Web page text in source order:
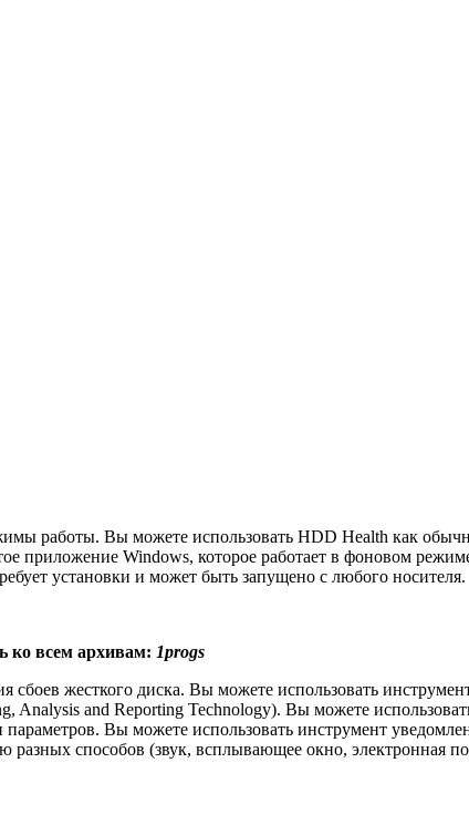
работы. Вы можете использовать HDD Health как
приложение Windows, которое работает в фоновом
установки и может быть запущено с любого носителя.
ко всем архивам: 1progs
жесткого диска. Вы можете использовать
and Reporting Technology). Вы можете
Вы можете использовать инструмент
способов (звук, всплывающее окно, электронная